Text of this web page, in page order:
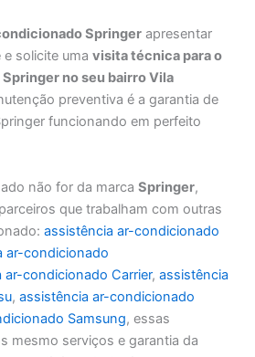
Springer apresentar
e solicite umavisita técnica para o
no seu bairro Vila
preventiva é a garantia de
funcionando em perfeito
não for da marcaSpringer,
que trabalham com outras
assistência ar-condicionado
ar-condicionado
ar-condicionado Carrier,assistência
,assistência ar-condicionado
Samsung, essas
mesmo serviços e garantia da